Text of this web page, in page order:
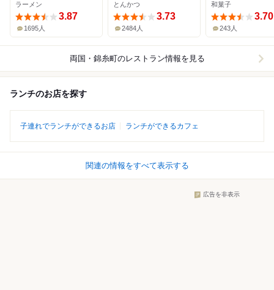
ラーメン
3.87
1695人
とんかつ
3.73
2484人
和菓子
3.70
243人
両国・錦糸町のレストラン情報を見る
ランチのお店を探す
子連れでランチができるお店 ランチができるカフェ
関連の情報をすべて表示する
広告を非表示